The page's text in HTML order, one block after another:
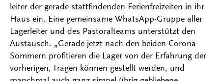
leiter der gerade stattfindenden Ferienfreizeiten in ihr
Haus ein. Eine gemeinsame WhatsApp-Gruppe aller
Lagerleiter und des Pastoralteams unterstützt den
Austausch. „Gerade jetzt nach den beiden Corona-
Sommern profitieren die Lager von der Erfahrung der
vorherigen, Fragen können gestellt werden, und